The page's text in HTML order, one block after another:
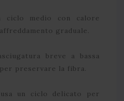
ciclo medio con calore
graduale.
breve a bassa
preservare la fibra.
un ciclo delicato per